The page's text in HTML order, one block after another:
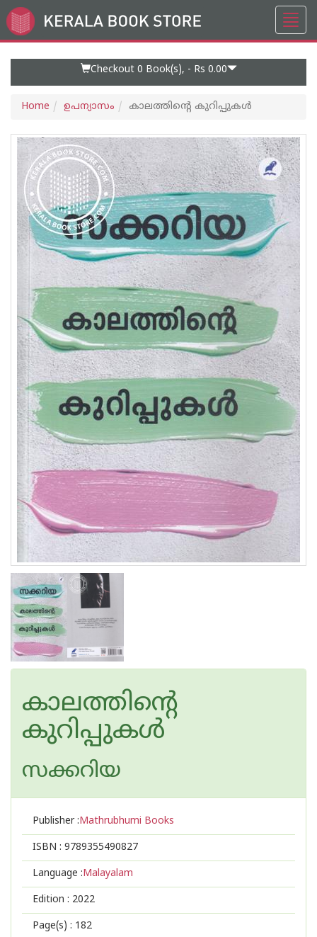
Go
to
Checkout 0 Book(s), - Rs 0.00
Home ഉപന്യാസം കാലത്തിന്റെ കുറിപ്പുകള്‍
കാലത്തിന്റെ
കുറിപ്പുകള്‍
സക്കറിയ
Publisher :Mathrubhumi Books
ISBN : 9789355490827
Language :Malayalam
Edition : 2022
Page(s) : 182